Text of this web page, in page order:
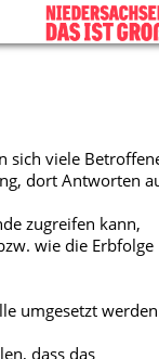
sich viele
dort Antworten
zugreifen kann,
wie die Erbfolge
umgesetzt werden
dass das